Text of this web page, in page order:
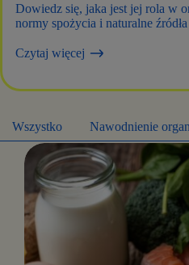
Dowiedz się, jaka jest jej rola w
normy spożycia i naturalne
Czytaj więcej
Wszystko Nawodnienie